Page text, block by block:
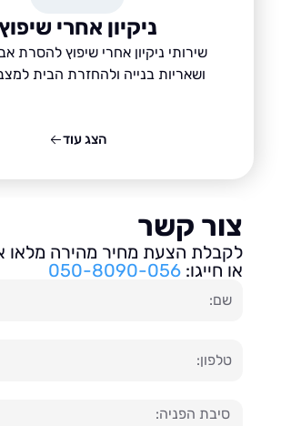
ניקיון אחרי שיפוץ
שירותי ניקיון אחרי שיפוץ להסרת אבק, לכלוך
ושאריות בנייה ולהחזרת הבית למצב מושלם.
קשר
הצעת מחיר מהירה מלאו את
חייגו:050-8090-056